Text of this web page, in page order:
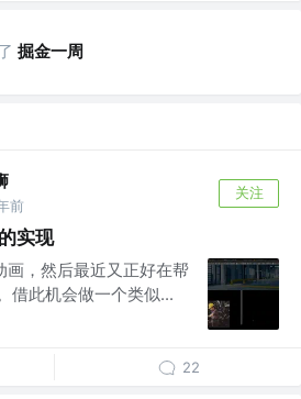
掘金一周
前
关注
实现
，然后最近又正好在帮
借此机会做一个类似...
22